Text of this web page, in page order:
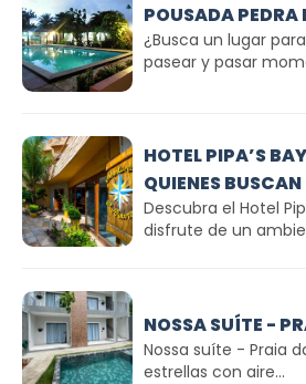
POUSADA PEDRA
¿Busca un lugar
pasear y pasar
HOTEL PIPA’S
QUIENES
Descubra el Hotel
disfrute de un
NOSSA SUÍTE -
Nossa suíte - Praia
estrellas con aire...